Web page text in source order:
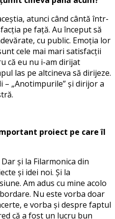
atunci când cântă într-
pe față. Au început să
cu public. Emoția lor
cele mai mari satisfacții
că eu nu i-am dirijat
las pe altcineva să dirijeze.
– „Anotimpurile” și dirijor a
proiect pe care îl
și la Filarmonica din
și idei noi. Și la
Am adus cu mine acolo
Nu este vorba doar
e vorba și despre faptul
că a fost un lucru bun